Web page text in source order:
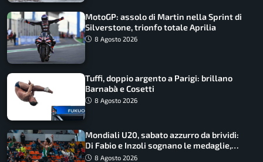
MotoGP: assolo di Martin nella Sprint di
Silverstone, trionfo totale Aprilia
8 Agosto 2026
Tuffi, doppio argento a Parigi: brillano
Barnabà e Cosetti
8 Agosto 2026
Mondiali U20, sabato azzurro da brividi:
Di Fabio e Inzoli sognano le medaglie,
Castellani e Succo in finale
8 Agosto 2026